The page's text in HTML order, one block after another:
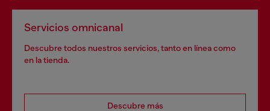
Servicios omnicanal
Descubre todos nuestros servicios, tanto en línea como
en la tienda.
Descubre más